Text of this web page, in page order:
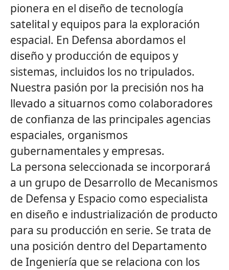
pionera en el diseño de tecnología
satelital y equipos para la exploración
espacial. En Defensa abordamos el
diseño y producción de equipos y
sistemas, incluidos los no tripulados.
Nuestra pasión por la precisión nos ha
llevado a situarnos como colaboradores
de confianza de las principales agencias
espaciales, organismos
gubernamentales y empresas.
La persona seleccionada se incorporará
a un grupo de Desarrollo de Mecanismos
de Defensa y Espacio como especialista
en diseño e industrialización de producto
para su producción en serie. Se trata de
una posición dentro del Departamento
de Ingeniería que se relaciona con los